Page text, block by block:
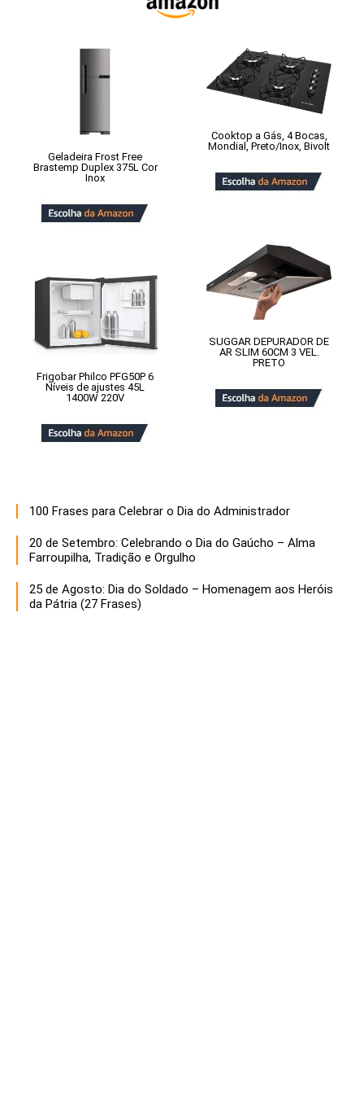
Geladeira Frost Free
Brastemp Duplex 375L Cor
Inox
Cooktop a Gás, 4 Bocas,
Mondial, Preto/Inox, Bivolt
SUGGAR DEPURADOR DE
AR SLIM 60CM 3 VEL.
PRETO
Frigobar Philco PFG50P 6
Níveis de ajustes 45L
1400W 220V
100 Frases para Celebrar o Dia do Administrador
20 de Setembro: Celebrando o Dia do Gaúcho – Alma
Farroupilha, Tradição e Orgulho
25 de Agosto: Dia do Soldado – Homenagem aos Heróis
da Pátria (27 Frases)